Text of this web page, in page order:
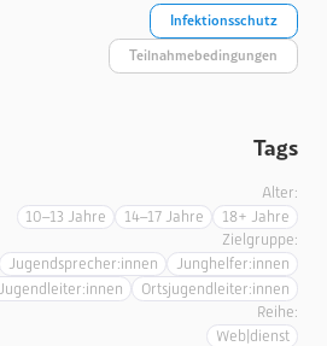
Infektionsschutz
Teilnahmebedingungen
Tags
Alter:
10–13 Jahre
14–17 Jahre
18+ Jahre
Zielgruppe:
Jugendsprecher:innen
Junghelfer:innen
Jugendleiter:innen
Ortsjugendleiter:innen
Reihe:
Web|dienst